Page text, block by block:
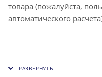
товара (пожалуйста,
автоматического